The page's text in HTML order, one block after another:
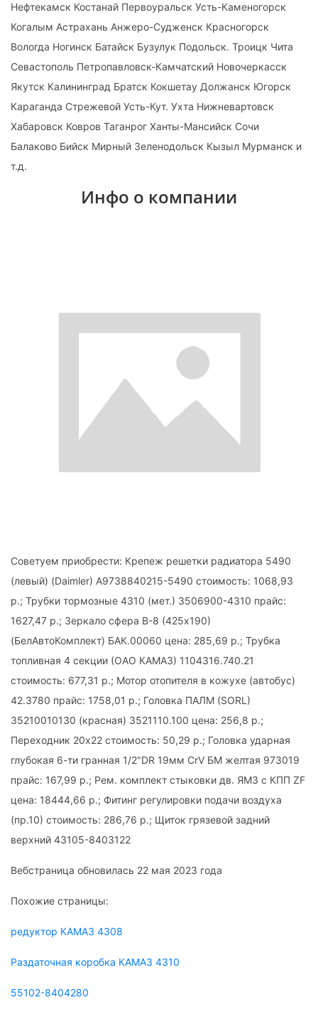
Нефтекамск Костанай Первоуральск Усть-Каменогорск
Когалым Астрахань Анжеро-Судженск Красногорск
Вологда Ногинск Батайск Бузулук Подольск. Троицк Чита
Севастополь Петропавловск-Камчатский Новочеркасск
Якутск Калининград Братск Кокшетау Должанск Югорск
Караганда Стрежевой Усть-Кут. Ухта Нижневартовск
Хабаровск Ковров Таганрог Ханты-Мансийск Сочи
Балаково Бийск Мирный Зеленодольск Кызыл Мурманск и
т.д.
Инфо о компании
Советуем приобрести: Крепеж решетки радиатора 5490
(левый) (Daimler) А9738840215-5490 стоимость: 1068,93
р.; Трубки тормозные 4310 (мет.) 3506900-4310 прайс:
1627,47 р.; Зеркало сфера В-8 (425х190)
(БелАвтоКомплект) БАК.00060 цена: 285,69 р.; Трубка
топливная 4 секции (ОАО КАМАЗ) 1104316.740.21
стоимость: 677,31 р.; Мотор отопителя в кожухе (автобус)
42.3780 прайс: 1758,01 р.; Головка ПАЛМ (SORL)
35210010130 (красная) 3521110.100 цена: 256,8 р.;
Переходник 20х22 стоимость: 50,29 р.; Головка ударная
глубокая 6-ти гранная 1/2"DR 19мм CrV БМ желтая 973019
прайс: 167,99 р.; Рем. комплект стыковки дв. ЯМЗ с КПП ZF
цена: 18444,66 р.; Фитинг регулировки подачи воздуха
(пр.10) стоимость: 286,76 р.; Щиток грязевой задний
верхний 43105-8403122
Вебстраница обновилась 22 мая 2023 года
Похожие страницы:
редуктор КАМАЗ 4308
Раздаточная коробка КАМАЗ 4310
55102-8404280